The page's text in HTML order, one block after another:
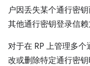
户因丢失某个通行密
其他通行密钥登录信赖
对于在 RP 上管理多
改或删除特定通行密